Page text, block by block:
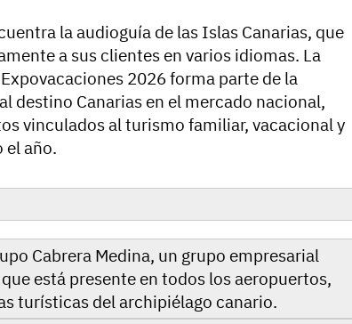
la audioguía de las Islas Canarias, que
a sus clientes en varios idiomas. La
2026 forma parte de la
destino Canarias en el mercado nacional,
vinculados al turismo familiar, vacacional y
el año.
Cabrera Medina, un grupo empresarial
está presente en todos los aeropuertos,
turísticas del archipiélago canario.